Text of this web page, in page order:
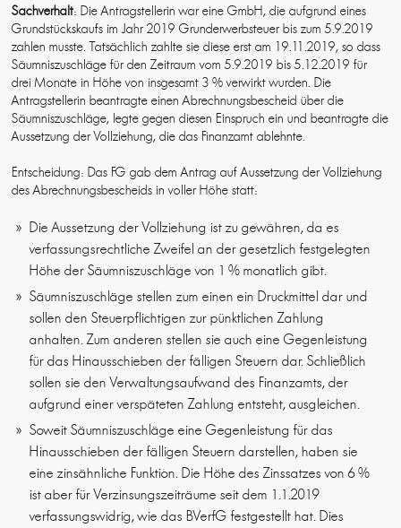
Sachverhalt: Die Antragstellerin war eine GmbH, die aufgrund eines
Grundstückskaufs im Jahr 2019 Grunderwerbsteuer bis zum 5.9.2019
zahlen musste. Tatsächlich zahlte sie diese erst am 19.11.2019, so dass
Säumniszuschläge für den Zeitraum vom 5.9.2019 bis 5.12.2019 für
drei Monate in Höhe von insgesamt 3 % verwirkt wurden. Die
Antragstellerin beantragte einen Abrechnungsbescheid über die
Säumniszuschläge, legte gegen diesen Einspruch ein und beantragte die
Aussetzung der Vollziehung, die das Finanzamt ablehnte.
Entscheidung: Das FG gab dem Antrag auf Aussetzung der Vollziehung
des Abrechnungsbescheids in voller Höhe statt:
Die Aussetzung der Vollziehung ist zu gewähren, da es
verfassungsrechtliche Zweifel an der gesetzlich festgelegten
Höhe der Säumniszuschläge von 1 % monatlich gibt.
Säumniszuschläge stellen zum einen ein Druckmittel dar und
sollen den Steuerpflichtigen zur pünktlichen Zahlung
anhalten. Zum anderen stellen sie auch eine Gegenleistung
für das Hinausschieben der fälligen Steuern dar. Schließlich
sollen sie den Verwaltungsaufwand des Finanzamts, der
aufgrund einer verspäteten Zahlung entsteht, ausgleichen.
Soweit Säumniszuschläge eine Gegenleistung für das
Hinausschieben der fälligen Steuern darstellen, haben sie
eine zinsähnliche Funktion. Die Höhe des Zinssatzes von 6 %
ist aber für Verzinsungszeiträume seit dem 1.1.2019
verfassungswidrig, wie das BVerfG festgestellt hat. Dies